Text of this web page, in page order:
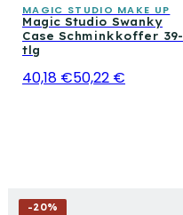
MAGIC STUDIO MAKE UP
Magic Studio Swanky
Case Schminkkoffer 39-
tlg
40,18 €50,22 €
-20%